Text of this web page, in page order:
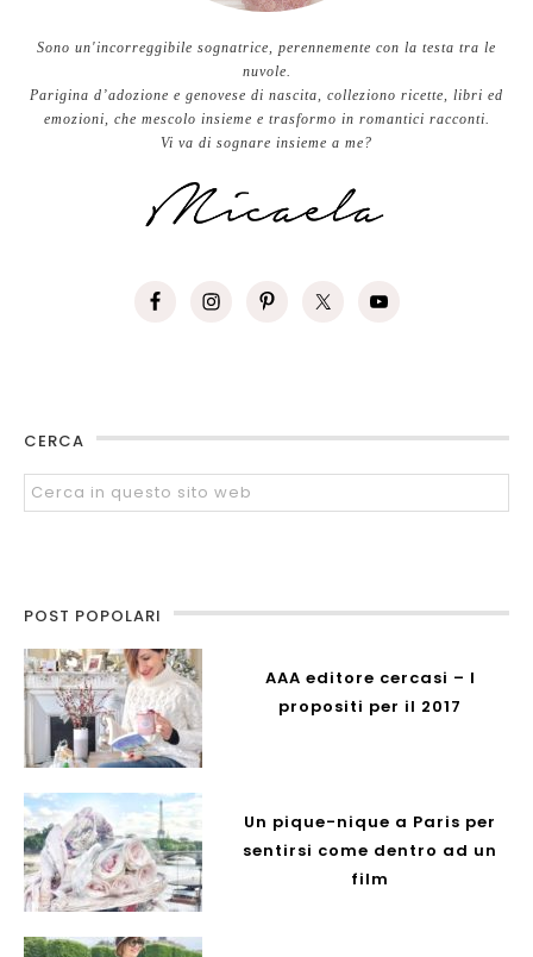
Sono un'incorreggibile sognatrice, perennemente con la testa tra le
nuvole.
Parigina d’adozione e genovese di nascita, colleziono ricette, libri ed
emozioni, che mescolo insieme e trasformo in romantici racconti.
Vi va di sognare insieme a me?
CERCA
POST POPOLARI
AAA editore cercasi – I
propositi per il 2017
Un pique-nique a Paris per
sentirsi come dentro ad un
film